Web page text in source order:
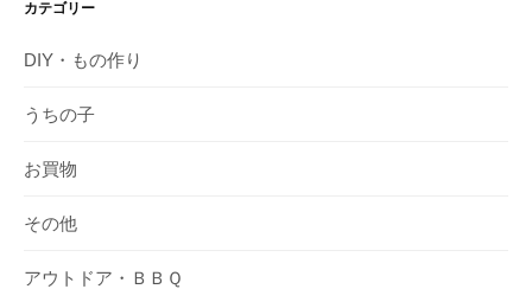
カテゴリー
DIY・もの作り
うちの子
お買物
その他
アウトドア・ＢＢＱ